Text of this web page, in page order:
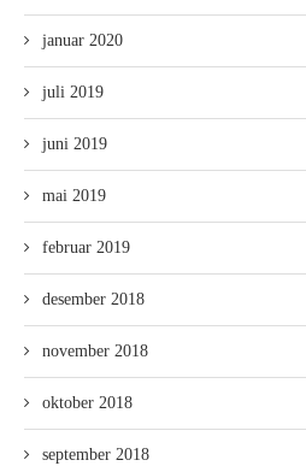
januar 2020
juli 2019
juni 2019
mai 2019
februar 2019
desember 2018
november 2018
oktober 2018
september 2018